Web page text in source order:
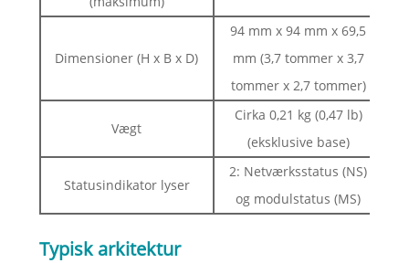
Dimensioner (H x B x D)
94 mm x 94 mm x 69,5
mm (3,7 tommer x 3,7
tommer x 2,7 tommer)
Vægt
Cirka 0,21 kg (0,47 lb)
(eksklusive base)
Statusindikator lyser
2: Netværksstatus (NS)
og modulstatus (MS)
Typisk arkitektur